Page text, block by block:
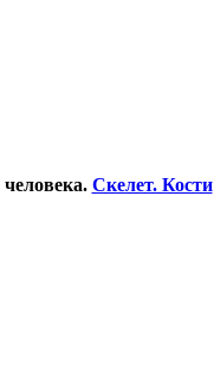
человека. Скелет. Кости